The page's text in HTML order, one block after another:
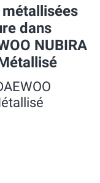
dans
NUBIRA